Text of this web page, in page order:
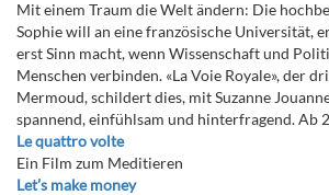
Mit einem Traum die Welt ändern: Die
Sophie will an eine französische Universität,
erst Sinn macht, wenn Wissenschaft und
Menschen verbinden. «La Voie Royale», der
Mermoud, schildert dies, mit Suzanne
spannend, einfühlsam und hinterfragend. Ab
Le quattro volte
Ein Film zum Meditieren
Let’s make money